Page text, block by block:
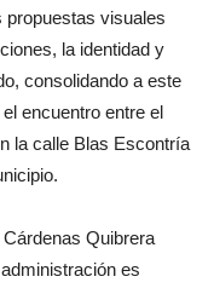
propuestas visuales
la identidad y
consolidando a este
encuentro entre el
la calle Blas Escontría
Quibrera
es